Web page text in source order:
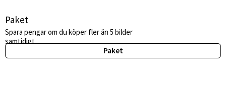
Paket
Spara pengar om du köper fler än 5 bilder
samtidigt.
Paket